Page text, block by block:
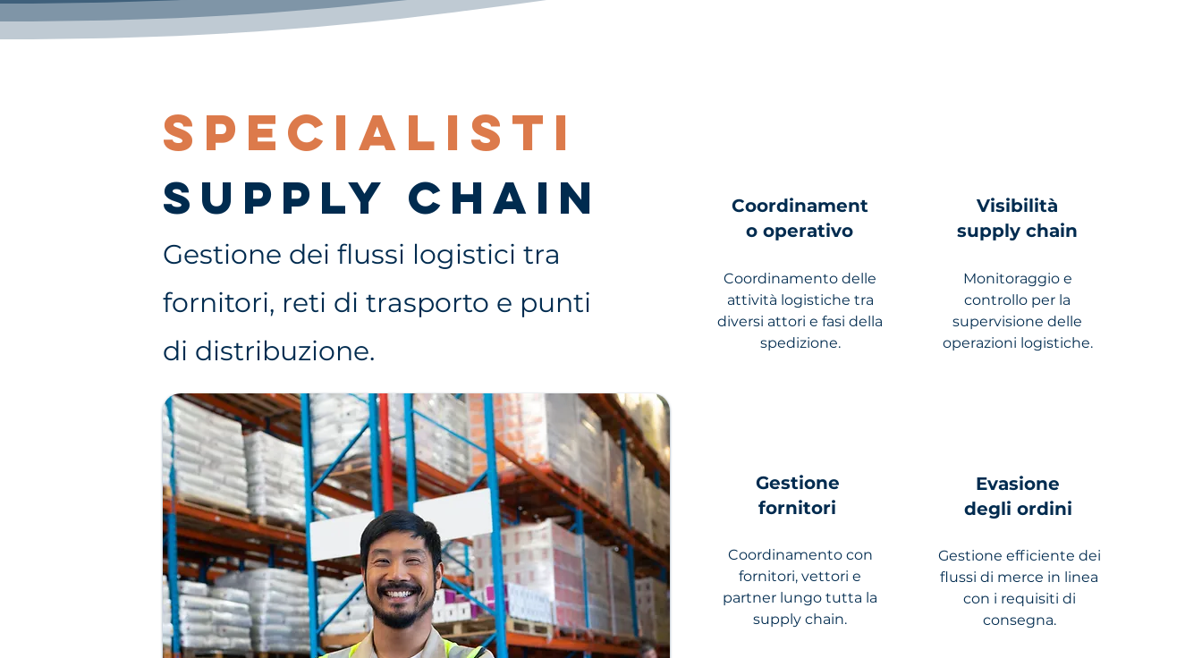
SPECIALISTI
SUPPLY CHAIN
Gestione dei flussi logistici tra
fornitori, reti di trasporto e punti
di distribuzione.
Coordinament
o operativo
Coordinamento delle
attività logistiche tra
diversi attori e fasi della
spedizione.
Visibilità
supply chain
Monitoraggio e
controllo per la
supervisione delle
operazioni logistiche.
Gestione
fornitori
Coordinamento con
fornitori, vettori e
partner lungo tutta la
supply chain.
Evasione
degli ordini
Gestione efficiente dei
flussi di merce in linea
con i requisiti di
consegna.